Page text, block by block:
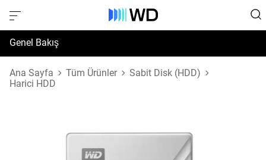
Genel Bakış
Özellikler
Ana Sayfa Tüm Ürünler
Sabit Disk (HDD)
Harici HDD